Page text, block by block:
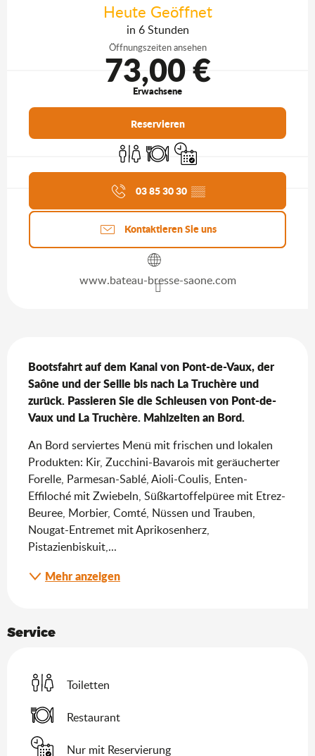
Heute Geöffnet
in 6 Stunden
Öffnungszeiten ansehen
73,00 €
Erwachsene
Reservieren
ToilettenRestaurantNur mit Reservierung
Aktuelle Agenda
03 85 30 30 ▒▒
Kontaktieren Sie uns
www.bateau-bresse-saone.com
Bootsfahrt auf dem Kanal von Pont-de-Vaux, der
Saône und der Seille bis nach La Truchère und
zurück. Passieren Sie die Schleusen von Pont-de-
Vaux und La Truchère. Mahlzeiten an Bord.
An Bord serviertes Menü mit frischen und lokalen
Produkten: Kir, Zucchini-Bavarois mit geräucherter
Forelle, Parmesan-Sablé, Aioli-Coulis, Enten-
Effiloché mit Zwiebeln, Süßkartoffelpüree mit Etrez-
Beuree, Morbier, Comté, Nüssen und Trauben,
Nougat-Entremet mit Aprikosenherz,
Pistazienbiskuit,...
Mehr anzeigen
Service
Toiletten
Restaurant
Nur mit Reservierung